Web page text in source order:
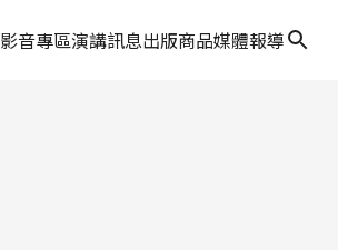
影音專區演講訊息出版商品媒體報導